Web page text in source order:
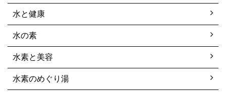
水と健康
水の素
水素と美容
水素のめぐり湯